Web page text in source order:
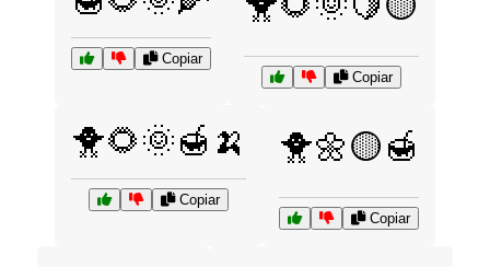
Copiar
Copiar
🐥🌻🌞🍯🍌
Copiar
🐥🌼🟡🍯
Copiar